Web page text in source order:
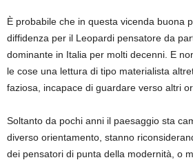
È probabile che in questa vicenda buona
diffidenza per il Leopardi pensatore da
dominante in Italia per molti decenni. E
le cose una lettura di tipo materialista
faziosa, incapace di guardare verso altri
Soltanto da pochi anni il paesaggio sta
diverso orientamento, stanno
dei pensatori di punta della modernità, o